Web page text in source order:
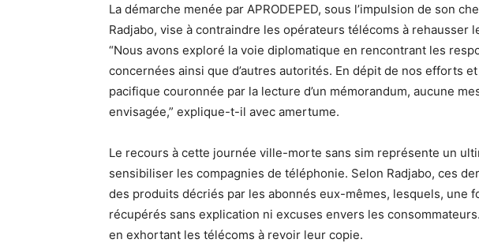
La démarche menée par APRODEPED, sous l’impulsion de son
Radjabo, vise à contraindre les opérateurs télécoms à rehausser
“Nous avons exploré la voie diplomatique en rencontrant les
concernées ainsi que d’autres autorités. En dépit de nos efforts et
pacifique couronnée par la lecture d’un mémorandum, aucune
envisagée,” explique-t-il avec amertume.
Le recours à cette journée ville-morte sans sim représente un
sensibiliser les compagnies de téléphonie. Selon Radjabo, ces
des produits décriés par les abonnés eux-mêmes, lesquels, une
récupérés sans explication ni excuses envers les consommateurs.
en exhortant les télécoms à revoir leur copie.